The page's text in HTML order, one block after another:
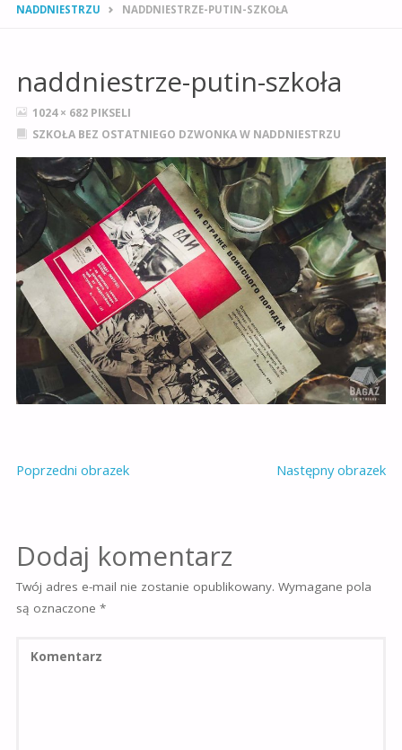
GŁÓWNA
NADDNIESTRZU
NADDNIESTRZE-PUTIN-SZKOŁA
naddniestrze-putin-szkoła
PEŁNY
ROZMIAR
1024 × 682 PIKSELI
SZKOŁA BEZ OSTATNIEGO DZWONKA W NADDNIESTRZU
Poprzedni obrazek Następny obrazek
Dodaj komentarz
Twój adres e-mail nie zostanie opublikowany. Wymagane pola
są oznaczone *